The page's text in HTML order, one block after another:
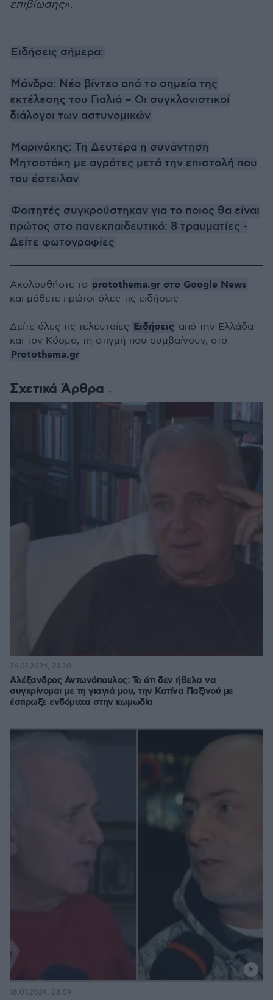
επιβίωσης».
Ειδήσεις σήμερα:
Μάνδρα: Νέο βίντεο από το σημείο της
εκτέλεσης του Γιαλιά – Οι συγκλονιστικοί
διάλογοι των αστυνομικών
Μαρινάκης: Τη Δευτέρα η συνάντηση
Μητσοτάκη με αγρότες μετά την επιστολή που
του έστειλαν
Φοιτητές συγκρούστηκαν για το ποιος θα είναι
πρώτος στο πανεκπαιδευτικό: 8 τραυματίες -
Δείτε φωτογραφίες
Σχετικά Άρθρα
Αλέξανδρος Αντωνόπουλος: Το ότι δεν ήθελα να
συγκρίνομαι με τη γιαγιά μου, την Κατίνα Παξινού με
έσπρωξε ενδόμυχα στην κωμωδία
26.01.2024, 23:20
18.01.2024, 08:59
Ακολουθήστε το protothema.gr στο Google News
και μάθετε πρώτοι όλες τις ειδήσεις
Δείτε όλες τις τελευταίες Ειδήσεις από την Ελλάδα
και τον Κόσμο, τη στιγμή που συμβαίνουν, στο
Protothema.gr